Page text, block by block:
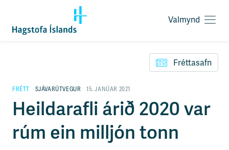
O
v
m
y
d
Valmynd
Fréttasafn
FRÉTT SJÁVARÚTVEGUR 15. JANÚAR 2021
Heildarafli árið 2020 var
rúm ein milljón tonn